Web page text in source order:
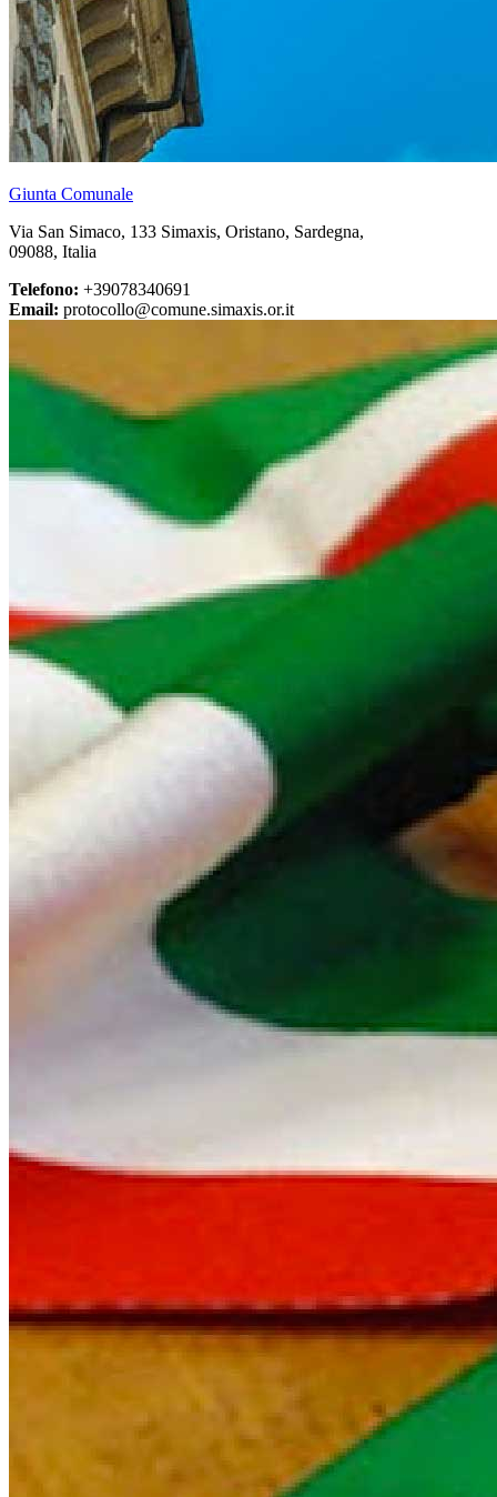
Giunta Comunale
Via San Simaco, 133 Simaxis, Oristano, Sardegna,
09088, Italia
Telefono: +39078340691
Email: protocollo@comune.simaxis.or.it